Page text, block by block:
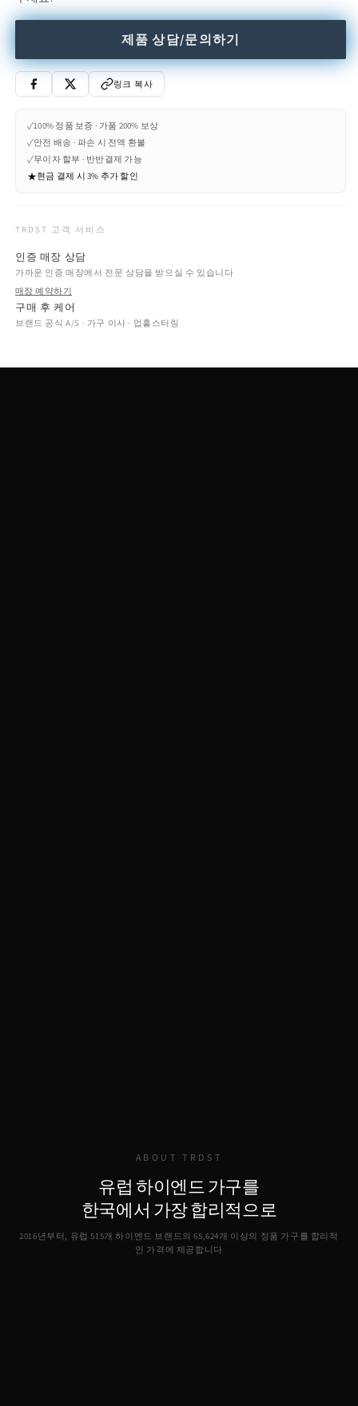
stool
수
임
stool
(Request
Info)
수
량
림
제품 상담/문의하기
링크 복사
✓100% 정품 보증 · 가품 200% 보상
✓안전 배송 · 파손 시 전액 환불
✓무이자 할부 · 반반결제 가능
★현금 결제 시 3% 추가 할인
TRDST 고객 서비스
인증 매장 상담
가까운 인증 매장에서 전문 상담을 받으실 수 있습니다
매장 예약하기
구매 후 케어
브랜드 공식 A/S · 가구 이사 · 업홀스터링
ABOUT TRDST
유럽 하이엔드 가구를
한국에서 가장 합리적으로
2016년부터, 유럽 515개 하이엔드 브랜드의65,624개 이상의 정품 가구를 합리적
인 가격에 제공합니다